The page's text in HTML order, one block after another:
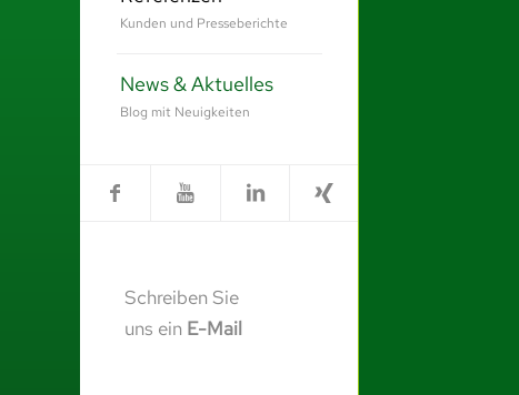
Kunden und Presseberichte
News & Aktuelles
Blog mit Neuigkeiten
Schreiben Sie
uns ein E-Mail